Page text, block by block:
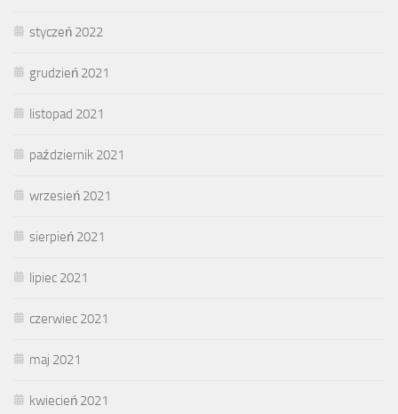
styczeń 2022
grudzień 2021
listopad 2021
październik 2021
wrzesień 2021
sierpień 2021
lipiec 2021
czerwiec 2021
maj 2021
kwiecień 2021